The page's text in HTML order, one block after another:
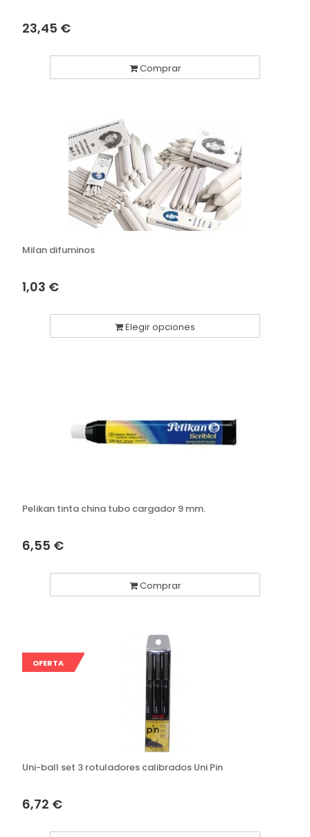
23,45 €
Comprar
Milan difuminos
1,03 €
Elegir opciones
Pelikan tinta china tubo cargador 9 mm.
6,55 €
Comprar
OFERTA
Uni-ball set 3 rotuladores calibrados Uni Pin
6,72 €